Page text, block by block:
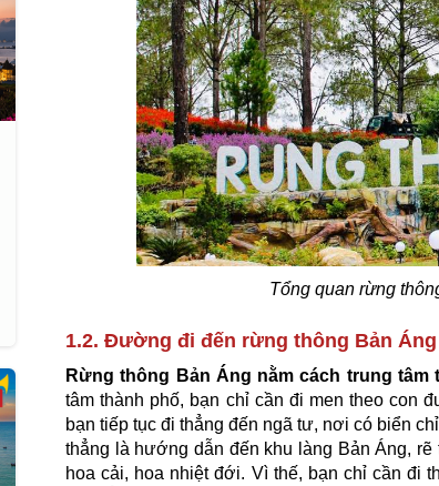
Tổng quan rừng
1.2. Đường đi đến rừng thông Bản Áng
Rừng thông Bản Áng nằm cách trung
tâm thành phố, bạn chỉ cần đi men theo con
bạn tiếp tục đi thẳng đến ngã tư, nơi có biển
thẳng là hướng dẫn đến khu làng Bản Áng,
hoa cải, hoa nhiệt đới. Vì thế, bạn chỉ cần đi